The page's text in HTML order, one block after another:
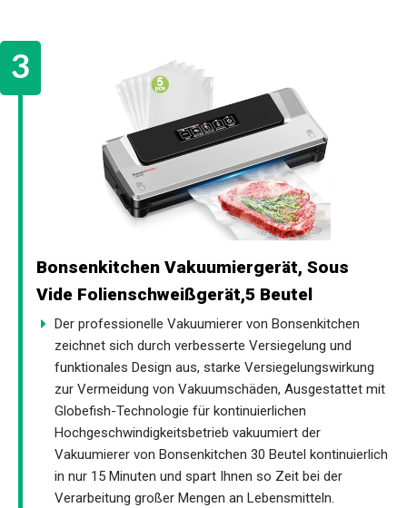
Bonsenkitchen Vakuumiergerät, Sous
Vide Folienschweißgerät,5 Beutel
Der professionelle Vakuumierer von Bonsenkitchen
zeichnet sich durch verbesserte Versiegelung und
funktionales Design aus, starke Versiegelungswirkung
zur Vermeidung von Vakuumschäden, Ausgestattet mit
Globefish-Technologie für kontinuierlichen
Hochgeschwindigkeitsbetrieb vakuumiert der
Vakuumierer von Bonsenkitchen 30 Beutel kontinuierlich
in nur 15 Minuten und spart Ihnen so Zeit bei der
Verarbeitung großer Mengen an Lebensmitteln.